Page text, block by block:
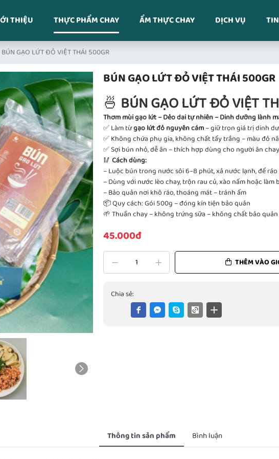
THIỆU THỰC PHẨM CHAY ẨM THỰC CHAY DỊCH VỤ
BÚN GẠO LỨT ĐỎ VIỆT THÁI 500GR
BÚN GẠO LỨT ĐỎ VIỆT THÁI 500GR
🍜 BÚN GẠO LỨT ĐỎ VIỆT
Thơm mùi gạo lứt – Dẻo dai tự nhiên – Dinh dưỡng lành
✅ Làm từgạo lứt đỏ nguyên cám– giữ trọn giá trị dinh
✅ Không chứa phụ gia, không chất tẩy trắng – màu đỏ
✅ Sợi bún nhỏ, dễ ăn – thích hợp dùng cho người ăn
🥢 Cách dùng:
– Luộc bún trong nước sôi 6–8 phút, xả nước lạnh, để ráo
– Dùng với nước lèo chay, trộn rau củ, xào nấm hoặc làm
– Bảo quản nơi khô ráo, thoáng mát – tránh ẩm
📦 Quy cách: Gói 500g – đóng kín tiện bảo quản
🌱 Thuần chay – không trứng sữa – không chất bảo
45.000đ
THÊM VÀO
Chia sẻ:
Thông tin sản phẩm Bình luận